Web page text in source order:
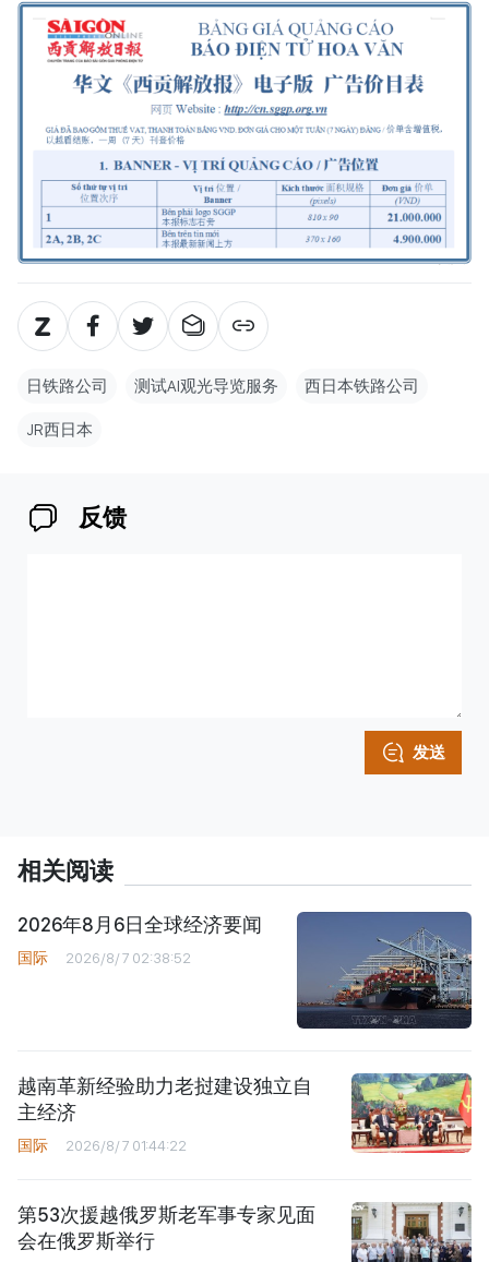
日铁路公司 测试AI观光导览服务 西日本铁路公司
JR西日本
反馈
发送
相关阅读
2026年8月6日全球经济要闻
国际 2026/8/7 02:38:52
越南革新经验助力老挝建设独立自
主经济
国际 2026/8/7 01:44:22
第53次援越俄罗斯老军事专家见面
会在俄罗斯举行